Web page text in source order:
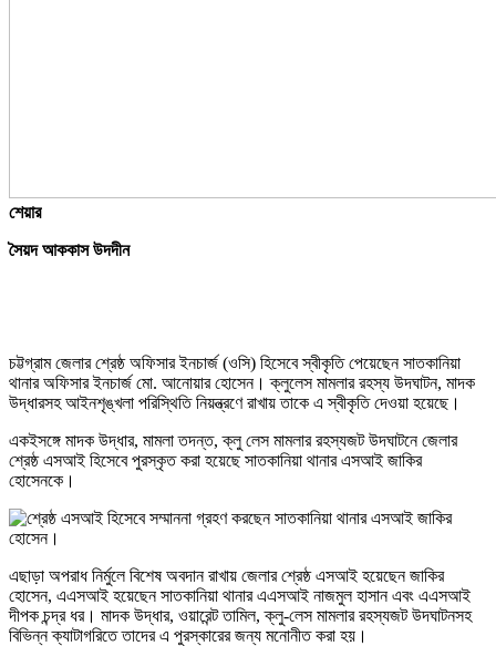
শেয়ার
সৈয়দ আককাস উদদীন
চট্টগ্রাম জেলার শ্রেষ্ঠ অফিসার ইনচার্জ (ওসি) হিসেবে স্বীকৃতি পেয়েছেন সাতকানিয়া
থানার অফিসার ইনচার্জ মো. আনোয়ার হোসেন। ক্লুলেস মামলার রহস্য উদঘাটন, মাদক
উদ্ধারসহ আইনশৃঙ্খলা পরিস্থিতি নিয়ন্ত্রণে রাখায় তাকে এ স্বীকৃতি দেওয়া হয়েছে।
একইসঙ্গে মাদক উদ্ধার, মামলা তদন্ত, ক্লু লেস মামলার রহস্যজট উদঘাটনে জেলার
শ্রেষ্ঠ এসআই হিসেবে পুরস্কৃত করা হয়েছে সাতকানিয়া থানার এসআই জাকির
হোসেনকে।
এছাড়া অপরাধ নির্মুলে বিশেষ অবদান রাখায় জেলার শ্রেষ্ঠ এসআই হয়েছেন জাকির
হোসেন, এএসআই হয়েছেন সাতকানিয়া থানার এএসআই নাজমুল হাসান এবং এএসআই
দীপক চন্দ্র ধর। মাদক উদ্ধার, ওয়ারেন্ট তামিল, ক্লু-লেস মামলার রহস্যজট উদঘাটনসহ
বিভিন্ন ক্যাটাগরিতে তাদের এ পুরস্কারের জন্য মনোনীত করা হয়।